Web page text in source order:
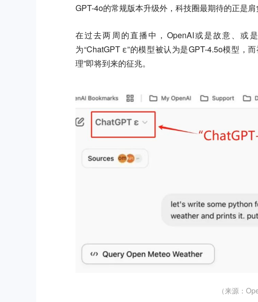
GPT-4o的常规版本升级外， 科技圈最期待的正是
在过去两周的直播中，OpenAI或是故意、或
为“ChatGPT ε”的模型被认为是GPT-4.5o模型，
理”即将到来的征兆。
（来源：